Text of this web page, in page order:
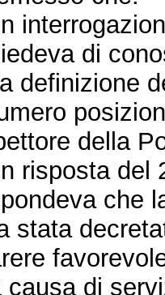
di
definizione
della
risposta del
che
stata
causa di